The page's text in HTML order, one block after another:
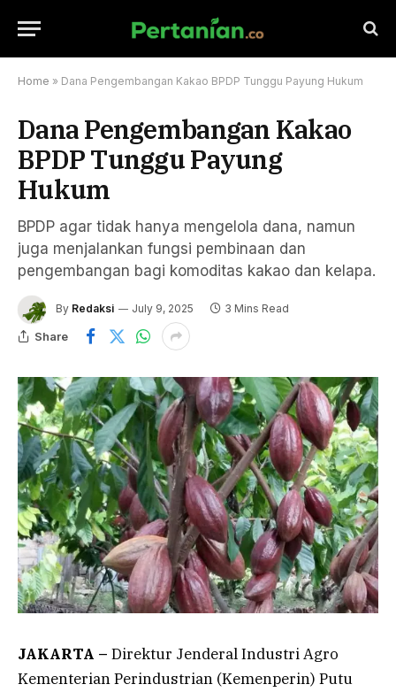
Home » Dana Pengembangan Kakao BPDP Tunggu Payung Hukum
Dana Pengembangan Kakao
BPDP Tunggu Payung
Hukum
BPDP agar tidak hanya mengelola dana, namun
juga menjalankan fungsi pembinaan dan
pengembangan bagi komoditas kakao dan kelapa.
By Redaksi July 9, 2025 3 Mins Read
Share
JAKARTA – Direktur Jenderal Industri Agro
Kementerian Perindustrian (Kemenperin) Putu